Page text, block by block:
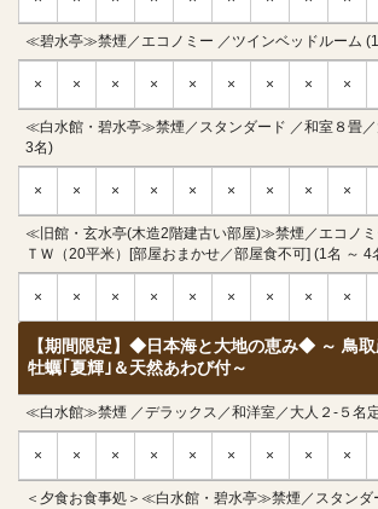
≪碧水亭≫禁煙／エコノミー ／ツインベッドルーム
× × × × × × × × ×
≪白水館・碧水亭≫禁煙／スタンダード ／和室８畳／
3名)
× × × × × × × × ×
≪旧館・玄水亭(木造2階建古い部屋)≫禁煙／エコノ
ＴＷ（20平米）[部屋おまかせ／部屋食不可] (1名 ～ 4
× × × × × × × × ×
【期間限定】◆日本海と大地の恵み◆ ～ 鳥
牡蠣｢夏輝｣＆天然あわび付～
≪白水館≫禁煙 ／デラックス／和洋室／大人２-５名
× × × × × × × × ×
＜夕食お食事処＞≪白水館・碧水亭≫禁煙／スタンダ